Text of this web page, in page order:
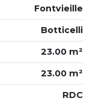
Fontvieille
Botticelli
23.00 m²
23.00 m²
RDC